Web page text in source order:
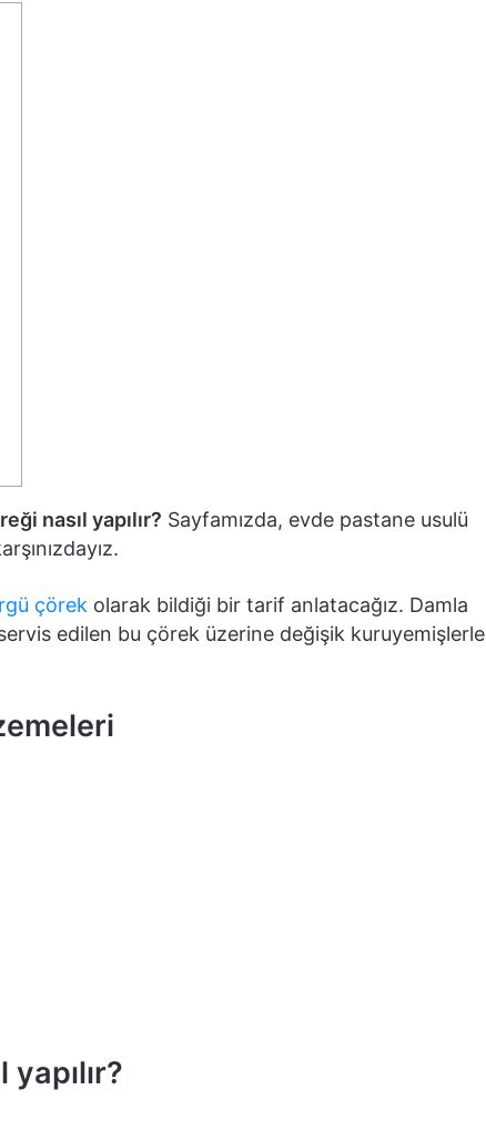
nasıl yapılır? Sayfamızda, evde pastane usulü
çörek olarak bildiği bir tarif anlatacağız. Damla
edilen bu çörek üzerine değişik kuruyemişlerle